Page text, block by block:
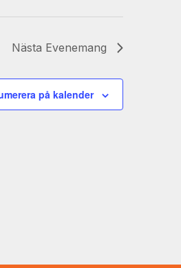
Nästa Evenemang
på kalender